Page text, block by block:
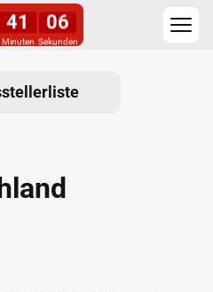
41
Minuten
06
Sekunden